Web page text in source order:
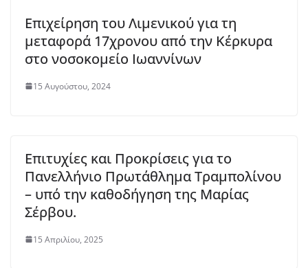
Επιχείρηση του Λιμενικού για τη
μεταφορά 17χρονου από την Κέρκυρα
στο νοσοκομείο Ιωαννίνων
15 Αυγούστου, 2024
Επιτυχίες και Προκρίσεις για το
Πανελλήνιο Πρωτάθλημα Τραμπολίνου
– υπό την καθοδήγηση της Μαρίας
Σέρβου.
15 Απριλίου, 2025